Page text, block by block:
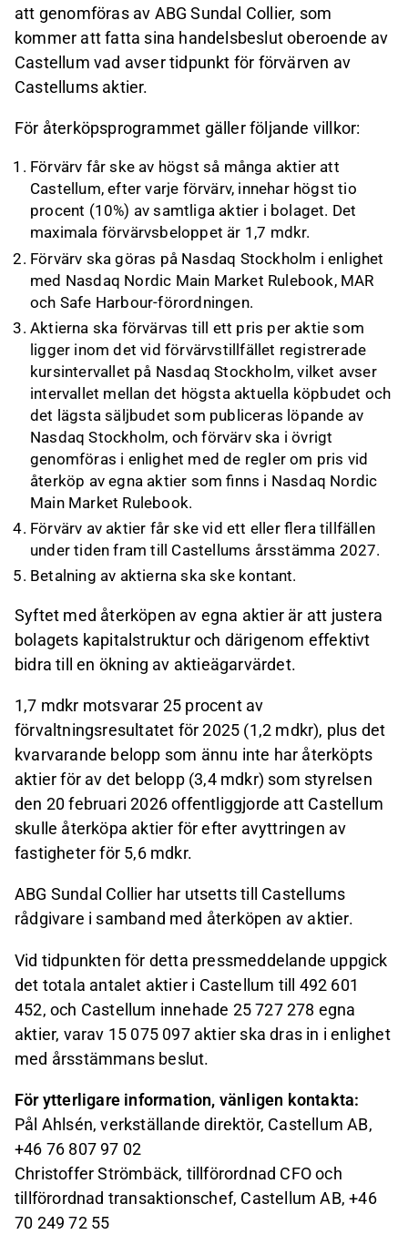
att genomföras av ABG Sundal Collier, som
kommer att fatta sina handelsbeslut oberoende av
Castellum vad avser tidpunkt för förvärven av
Castellums aktier.
För återköpsprogrammet gäller följande villkor:
Förvärv får ske av högst så många aktier att
Castellum, efter varje förvärv, innehar högst tio
procent (10%) av samtliga aktier i bolaget. Det
maximala förvärvsbeloppet är 1,7 mdkr.
Förvärv ska göras på Nasdaq Stockholm i enlighet
med Nasdaq Nordic Main Market Rulebook, MAR
och Safe Harbour-förordningen.
Aktierna ska förvärvas till ett pris per aktie som
ligger inom det vid förvärvstillfället registrerade
kursintervallet på Nasdaq Stockholm, vilket avser
intervallet mellan det högsta aktuella köpbudet och
det lägsta säljbudet som publiceras löpande av
Nasdaq Stockholm, och förvärv ska i övrigt
genomföras i enlighet med de regler om pris vid
återköp av egna aktier som finns i Nasdaq Nordic
Main Market Rulebook.
Förvärv av aktier får ske vid ett eller flera tillfällen
under tiden fram till Castellums årsstämma 2027.
Betalning av aktierna ska ske kontant.
Syftet med återköpen av egna aktier är att justera
bolagets kapitalstruktur och därigenom effektivt
bidra till en ökning av aktieägarvärdet.
1,7 mdkr motsvarar 25 procent av
förvaltningsresultatet för 2025 (1,2 mdkr), plus det
kvarvarande belopp som ännu inte har återköpts
aktier för av det belopp (3,4 mdkr) som styrelsen
den 20 februari 2026 offentliggjorde att Castellum
skulle återköpa aktier för efter avyttringen av
fastigheter för 5,6 mdkr.
ABG Sundal Collier har utsetts till Castellums
rådgivare i samband med återköpen av aktier.
Vid tidpunkten för detta pressmeddelande uppgick
det totala antalet aktier i Castellum till 492 601
452, och Castellum innehade 25 727 278 egna
aktier, varav 15 075 097 aktier ska dras in i enlighet
med årsstämmans beslut.
För ytterligare information, vänligen kontakta:
Pål Ahlsén, verkställande direktör, Castellum AB,
+46 76 807 97 02
Christoffer Strömbäck, tillförordnad CFO och
tillförordnad transaktionschef, Castellum AB, +46
70 249 72 55